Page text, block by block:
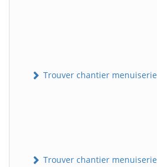
Trouver chantier
Trouver chantier